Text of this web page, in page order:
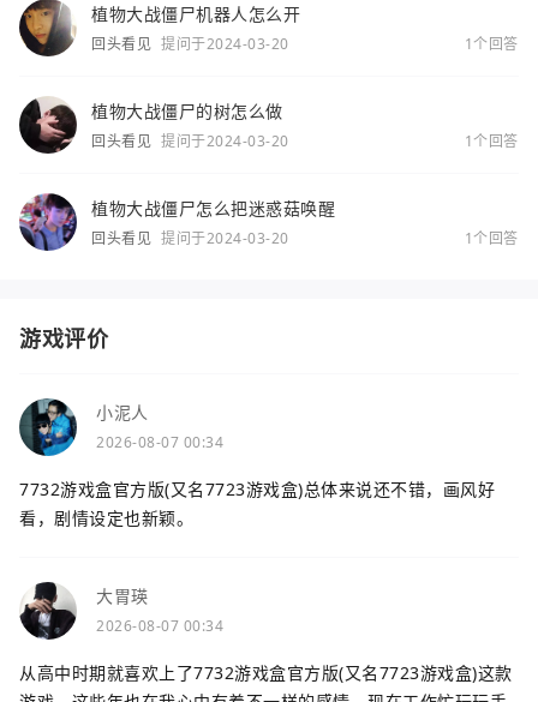
植物大战僵尸机器人怎么开
回头看见 提问于2024-03-20 1个回答
植物大战僵尸的树怎么做
回头看见 提问于2024-03-20 1个回答
植物大战僵尸怎么把迷惑菇唤醒
回头看见 提问于2024-03-20 1个回答
游戏评价
小泥人
2026-08-07 00:34
7732游戏盒官方版(又名7723游戏盒)总体来说还不错，画风好
看，剧情设定也新颖。
大胃瑛
2026-08-07 00:34
从高中时期就喜欢上了7732游戏盒官方版(又名7723游戏盒)这款